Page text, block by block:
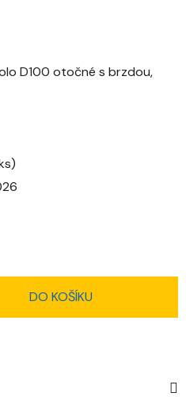
D100 otočné s brzdou,
DO KOŠÍKU